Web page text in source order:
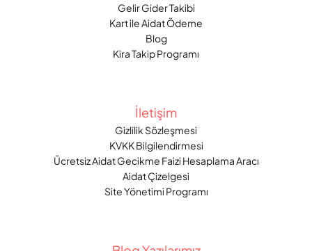
Gelir Gider Takibi
Kart ile Aidat Ödeme
Blog
Kira Takip Programı
İletişim
Gizlilik Sözleşmesi
KVKK Bilgilendirmesi
Ücretsiz Aidat Gecikme Faizi Hesaplama Aracı
Aidat Çizelgesi
Site Yönetimi Programı